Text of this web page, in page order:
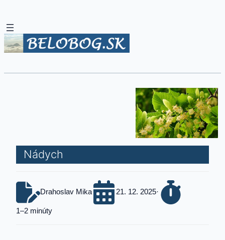
Nádych
Drahoslav Mika 21. 12. 2025·
1–2 minúty